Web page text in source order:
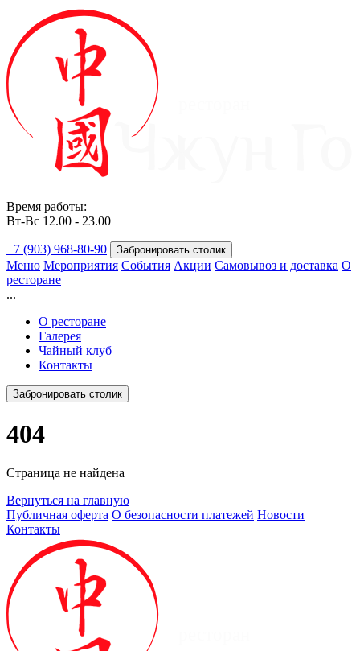
Время работы:
Вт-Вс 12.00 - 23.00
+7 (903) 968-80-90 Забронировать столик
Меню Мероприятия События Акции Самовывоз и доставка О
ресторане
...
О ресторане
Галерея
Чайный клуб
Контакты
Забронировать столик
404
Страница не найдена
Вернуться на главную
Публичная оферта О безопасности платежей Новости
Контакты